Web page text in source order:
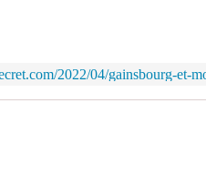
2022/04/gainsbourg-et-